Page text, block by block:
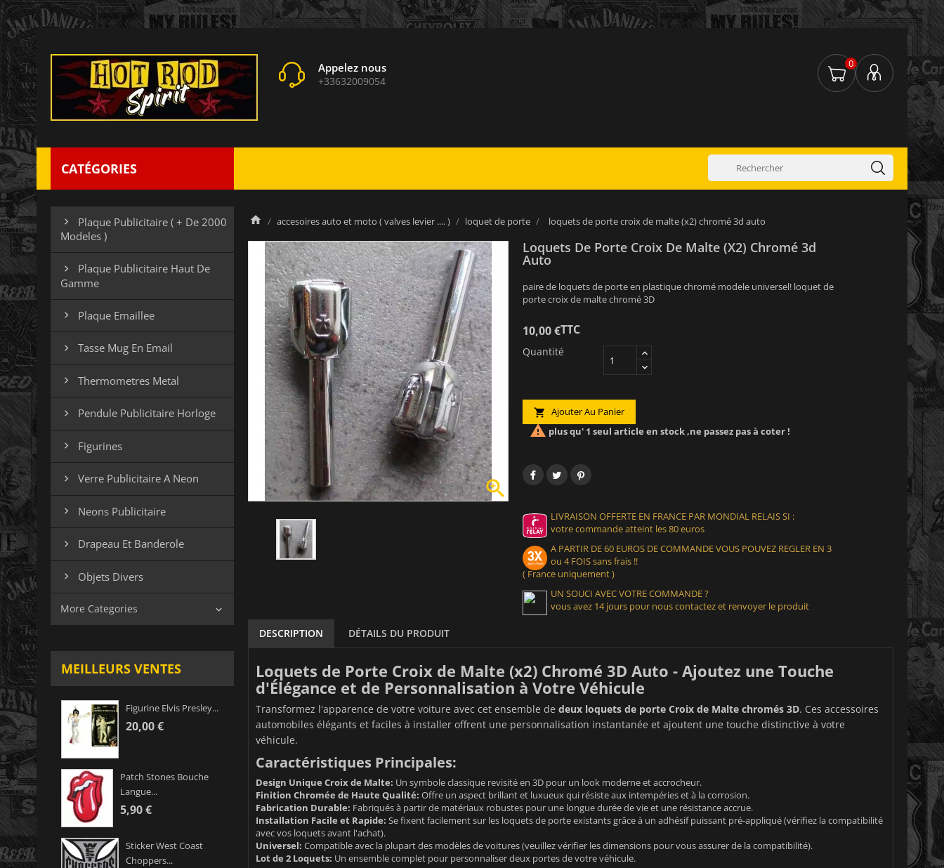
Appelez nous
+33632009054
0
CATÉGORIES

Plaque Publicitaire ( + De 2000
Modeles )

Plaque Publicitaire Haut De
Gamme
 Plaque Emaillee
 Tasse Mug En Email
 Thermometres Metal
 Pendule Publicitaire Horloge
 Figurines
 Verre Publicitaire A Neon
 Neons Publicitaire
 Drapeau Et Banderole
 Objets Divers
More Categories 
MEILLEURS VENTES
Figurine Elvis Presley...
20,00 €
Patch Stones Bouche
Langue...
5,90 €
Sticker West Coast
Choppers...
accesoires auto et moto ( valves levier .... ) loquet de porte loquets de porte croix de malte (x2) chromé 3d auto

Loquets De Porte Croix De Malte (x2) Chromé 3d
Auto
paire de loquets de porte en plastique chromé modele universel! loquet de
porte croix de malte chromé 3D
10,00 €TTC
Quantité
 Ajouter Au Panier
 plus qu' 1 seul article en stock ,ne passez pas à coter !
LIVRAISON OFFERTE EN FRANCE PAR MONDIAL RELAIS SI :
votre commande atteint les 80 euros
A PARTIR DE 60 EUROS DE COMMANDE VOUS POUVEZ REGLER EN 3
ou 4 FOIS sans frais !!
( France uniquement )
UN SOUCI AVEC VOTRE COMMANDE ?
vous avez 14 jours pour nous contactez et renvoyer le produit
DESCRIPTION DÉTAILS DU PRODUIT
Loquets de Porte Croix de Malte (x2) Chromé 3D Auto - Ajoutez une Touche
d'Élégance et de Personnalisation à Votre Véhicule
Transformez l'apparence de votre voiture avec cet ensemble de deux loquets de porte Croix de Malte chromés 3D. Ces accessoires
automobiles élégants et faciles à installer offrent une personnalisation instantanée et ajoutent une touche distinctive à votre
véhicule.
Caractéristiques Principales:
Design Unique Croix de Malte: Un symbole classique revisité en 3D pour un look moderne et accrocheur.
Finition Chromée de Haute Qualité: Offre un aspect brillant et luxueux qui résiste aux intempéries et à la corrosion.
Fabrication Durable: Fabriqués à partir de matériaux robustes pour une longue durée de vie et une résistance accrue.
Installation Facile et Rapide: Se fixent facilement sur les loquets de porte existants grâce à un adhésif puissant pré-appliqué (vérifiez la compatibilité
avec vos loquets avant l'achat).
Universel: Compatible avec la plupart des modèles de voitures (veuillez vérifier les dimensions pour vous assurer de la compatibilité).
Lot de 2 Loquets: Un ensemble complet pour personnaliser deux portes de votre véhicule.